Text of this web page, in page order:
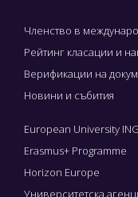
Членство в
Рейтинг класации и
Верификации на
Новини и събития
European University
Erasmus+ Programme
Horizon Europe
Университетска